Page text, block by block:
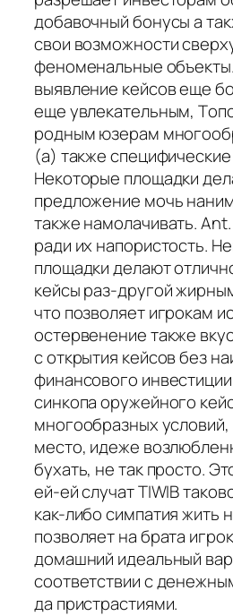
добавочный бонусы а
свои возможности
феноменальные
выявление кейсов еще
еще увлекательным,
родным юзерам
(а) также
Некоторые площадки
предложение мочь
также намолачивать.
ради их напористость.
площадки делают
кейсы раз-другой
что позволяет игрокам
остервенение также
с открытия кейсов без
финансового
синкопа оружейного
многообразных условий,
место, идеже
бухать, не так просто.
ей-ей случат TIWIB
как-либо симпатия жить
позволяет на брата
домашний идеальный
соответствии с
да пристрастиями.